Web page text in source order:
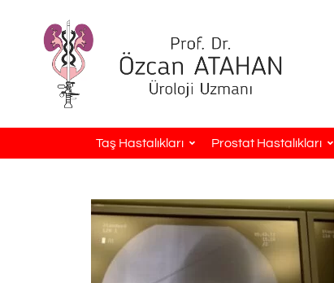
Taş Hastalıkları Prostat Hastalıkları